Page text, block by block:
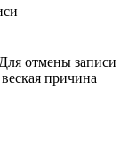
отмены записи
причина